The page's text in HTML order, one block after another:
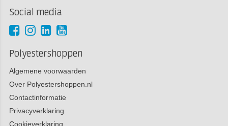
Social media
Polyestershoppen
Algemene voorwaarden
Over Polyestershoppen.nl
Contactinformatie
Privacyverklaring
Cookieverklaring